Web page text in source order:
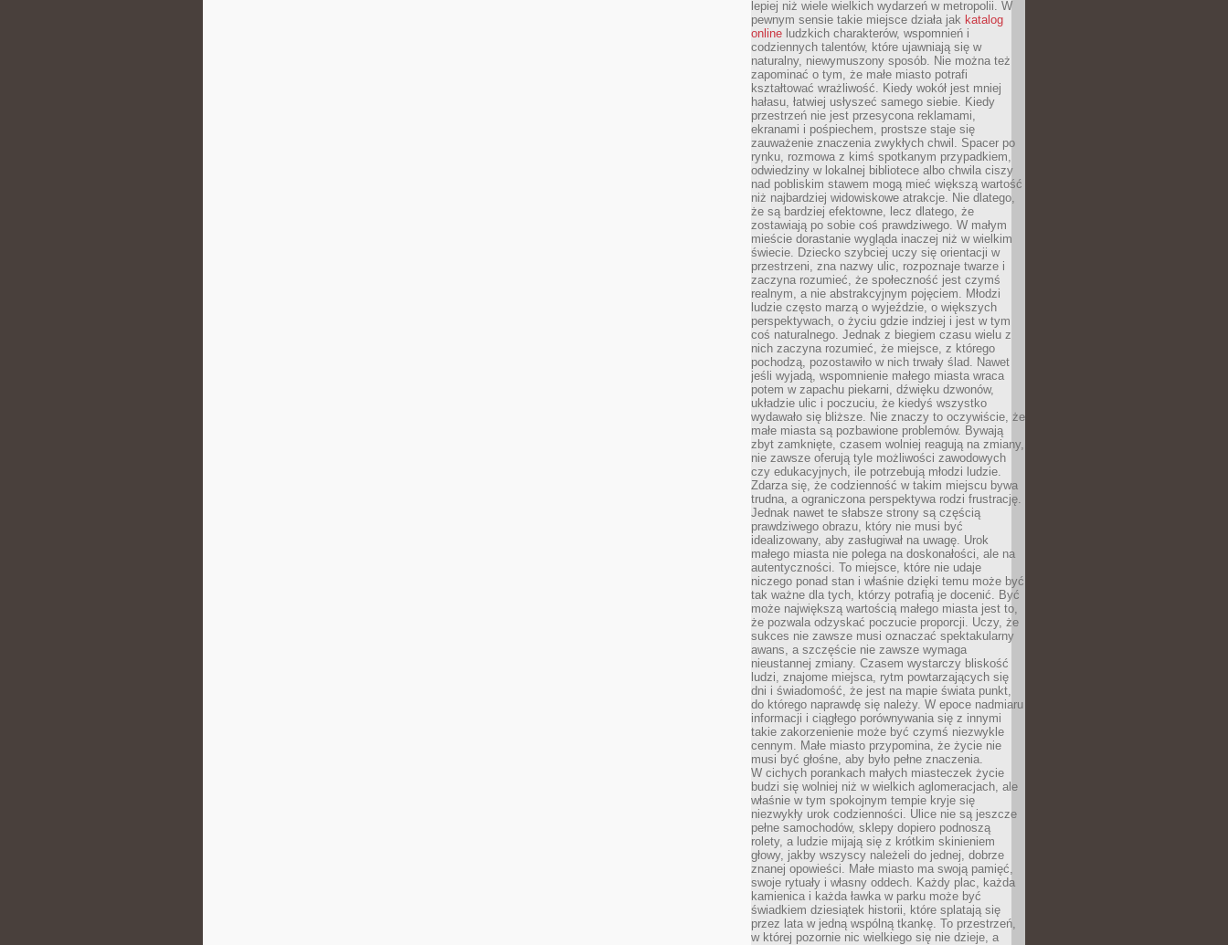
lepiej niż wiele wielkich wydarzeń w metropolii. W
pewnym sensie takie miejsce działa jak katalog
online ludzkich charakterów, wspomnień i
codziennych talentów, które ujawniają się w
naturalny, niewymuszony sposób. Nie można też
zapominać o tym, że małe miasto potrafi
kształtować wrażliwość. Kiedy wokół jest mniej
hałasu, łatwiej usłyszeć samego siebie. Kiedy
przestrzeń nie jest przesycona reklamami,
ekranami i pośpiechem, prostsze staje się
zauważenie znaczenia zwykłych chwil. Spacer po
rynku, rozmowa z kimś spotkanym przypadkiem,
odwiedziny w lokalnej bibliotece albo chwila ciszy
nad pobliskim stawem mogą mieć większą wartość
niż najbardziej widowiskowe atrakcje. Nie dlatego,
że są bardziej efektowne, lecz dlatego, że
zostawiają po sobie coś prawdziwego. W małym
mieście dorastanie wygląda inaczej niż w wielkim
świecie. Dziecko szybciej uczy się orientacji w
przestrzeni, zna nazwy ulic, rozpoznaje twarze i
zaczyna rozumieć, że społeczność jest czymś
realnym, a nie abstrakcyjnym pojęciem. Młodzi
ludzie często marzą o wyjeździe, o większych
perspektywach, o życiu gdzie indziej i jest w tym
coś naturalnego. Jednak z biegiem czasu wielu z
nich zaczyna rozumieć, że miejsce, z którego
pochodzą, pozostawiło w nich trwały ślad. Nawet
jeśli wyjadą, wspomnienie małego miasta wraca
potem w zapachu piekarni, dźwięku dzwonów,
układzie ulic i poczuciu, że kiedyś wszystko
wydawało się bliższe. Nie znaczy to oczywiście, że
małe miasta są pozbawione problemów. Bywają
zbyt zamknięte, czasem wolniej reagują na zmiany,
nie zawsze oferują tyle możliwości zawodowych
czy edukacyjnych, ile potrzebują młodzi ludzie.
Zdarza się, że codzienność w takim miejscu bywa
trudna, a ograniczona perspektywa rodzi frustrację.
Jednak nawet te słabsze strony są częścią
prawdziwego obrazu, który nie musi być
idealizowany, aby zasługiwał na uwagę. Urok
małego miasta nie polega na doskonałości, ale na
autentyczności. To miejsce, które nie udaje
niczego ponad stan i właśnie dzięki temu może być
tak ważne dla tych, którzy potrafią je docenić. Być
może największą wartością małego miasta jest to,
że pozwala odzyskać poczucie proporcji. Uczy, że
sukces nie zawsze musi oznaczać spektakularny
awans, a szczęście nie zawsze wymaga
nieustannej zmiany. Czasem wystarczy bliskość
ludzi, znajome miejsca, rytm powtarzających się
dni i świadomość, że jest na mapie świata punkt,
do którego naprawdę się należy. W epoce nadmiaru
informacji i ciągłego porównywania się z innymi
takie zakorzenienie może być czymś niezwykle
cennym. Małe miasto przypomina, że życie nie
musi być głośne, aby było pełne znaczenia.
W cichych porankach małych miasteczek życie
budzi się wolniej niż w wielkich aglomeracjach, ale
właśnie w tym spokojnym tempie kryje się
niezwykły urok codzienności. Ulice nie są jeszcze
pełne samochodów, sklepy dopiero podnoszą
rolety, a ludzie mijają się z krótkim skinieniem
głowy, jakby wszyscy należeli do jednej, dobrze
znanej opowieści. Małe miasto ma swoją pamięć,
swoje rytuały i własny oddech. Każdy plac, każda
kamienica i każda ławka w parku może być
świadkiem dziesiątek historii, które splatają się
przez lata w jedną wspólną tkankę. To przestrzeń,
w której pozornie nic wielkiego się nie dzieje, a